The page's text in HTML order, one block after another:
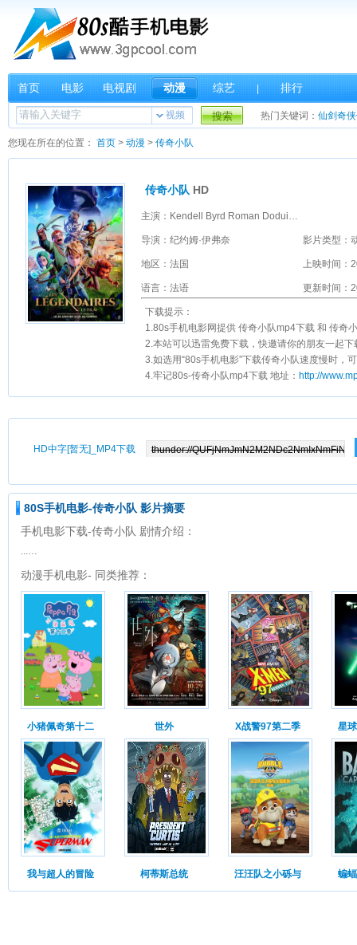
首页 电影 电视剧 动漫 综艺 排行
视频 搜索 热门关键词： 仙剑奇
您现在所在的位置： 首页 > 动漫 > 传奇小队
传奇小队 HD
主演：Kendell Byrd Roman Doduik Esthèle Dumand 吕西安·让-巴蒂斯特 奥莱丽·寇娜特 艾蒂安·莫阿纳 汤姆·莫顿 Penny Padilla 纳萨纳埃尔·佩罗特 Dorothée Pousséo Arthur Raynal 托马斯·萨果斯 安托万·苏姆斯基 达米安·维特卡
导演：纪约姆·伊弗奈 影片类型：
地区：法国 上映时间：
语言：法语 更新时间：
下载提示：
1.80s手机电影网提供 传奇小队mp4下载 和 传奇
2.本站可以迅雷免费下载，快邀请你的朋友一起
3.如选用“80s手机电影”下载传奇小队速度慢时，
4.牢记80s-传奇小队mp4下载 地址： http://
HD中字[暂无]_MP4下载
80S手机电影-传奇小队 影片摘要
手机电影下载-传奇小队 剧情介绍：
...…
动漫手机电影- 同类推荐：
小猪佩奇第十二 世外 X战警97第二季 星
我与超人的冒险 柯蒂斯总统 汪汪队之小砾与 蝙